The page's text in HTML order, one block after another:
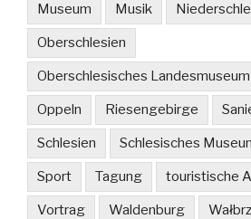
Museum Musik
Oberschlesien
Oberschlesisches
Oppeln Riesengebirge
Schlesien Schlesisches
Sport Tagung touristische
Vortrag Waldenburg